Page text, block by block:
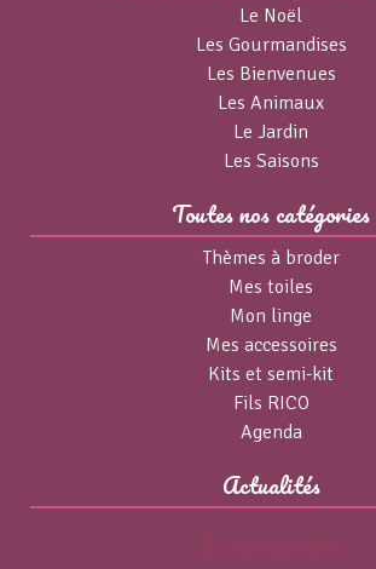
Le Noël
Les Gourmandises
Les Bienvenues
Les Animaux
Le Jardin
Les Saisons
Toutes nos catégories
Thèmes à broder
Mes toiles
Mon linge
Mes accessoires
Kits et semi-kit
Fils RICO
Agenda
Actualités